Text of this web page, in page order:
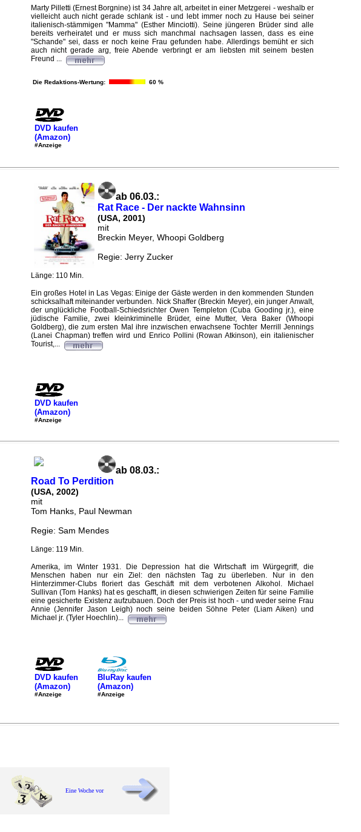
Marty Pilletti (Ernest Borgnine) ist 34 Jahre alt, arbeitet in einer Metzgerei - weshalb er
vielleicht auch nicht gerade schlank ist - und lebt immer noch zu Hause bei seiner
italienisch-stämmigen "Mamma" (Esther Minciotti). Seine jüngeren Brüder sind alle
bereits verheiratet und er muss sich manchmal nachsagen lassen, dass es eine
"Schande" sei, dass er noch keine Frau gefunden habe. Allerdings bemüht er sich
auch nicht gerade arg, freie Abende verbringt er am liebsten mit seinem besten
Freund ...
Die Redaktions-Wertung: 60 %
DVD kaufen
(Amazon)
#Anzeige
ab 06.03.:
Rat Race - Der nackte Wahnsinn
(USA, 2001)
mit
Breckin Meyer, Whoopi Goldberg
Regie: Jerry Zucker
Länge: 110 Min.
Ein großes Hotel in Las Vegas: Einige der Gäste werden in den kommenden Stunden
schicksalhaft miteinander verbunden. Nick Shaffer (Breckin Meyer), ein junger Anwalt,
der unglückliche Football-Schiedsrichter Owen Templeton (Cuba Gooding jr.), eine
jüdische Familie, zwei kleinkriminelle Brüder, eine Mutter, Vera Baker (Whoopi
Goldberg), die zum ersten Mal ihre inzwischen erwachsene Tochter Merrill Jennings
(Lanei Chapman) treffen wird und Enrico Pollini (Rowan Atkinson), ein italienischer
Tourist,...
DVD kaufen
(Amazon)
#Anzeige
ab 08.03.:
Road To Perdition
(USA, 2002)
mit
Tom Hanks, Paul Newman
Regie: Sam Mendes
Länge: 119 Min.
Amerika, im Winter 1931. Die Depression hat die Wirtschaft im Würgegriff, die
Menschen haben nur ein Ziel: den nächsten Tag zu überleben. Nur in den
Hinterzimmer-Clubs floriert das Geschäft mit dem verbotenen Alkohol. Michael
Sullivan (Tom Hanks) hat es geschafft, in diesen schwierigen Zeiten für seine Familie
eine gesicherte Existenz aufzubauen. Doch der Preis ist hoch - und weder seine Frau
Annie (Jennifer Jason Leigh) noch seine beiden Söhne Peter (Liam Aiken) und
Michael jr. (Tyler Hoechlin)...
DVD kaufen
(Amazon)
#Anzeige
BluRay kaufen
(Amazon)
#Anzeige
Eine Woche vor